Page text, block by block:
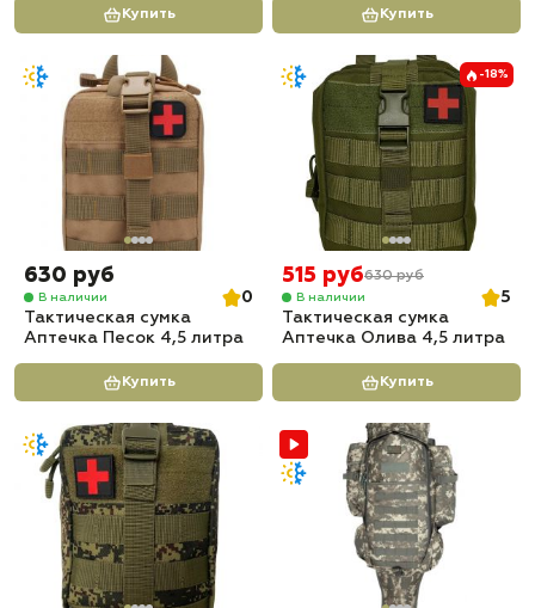
Купить Купить
630 руб
В наличии
0
Тактическая сумка
Аптечка Песок 4,5 литра
Купить
-18%
515 руб630 руб
В наличии
5
Тактическая сумка
Аптечка Олива 4,5 литра
Купить